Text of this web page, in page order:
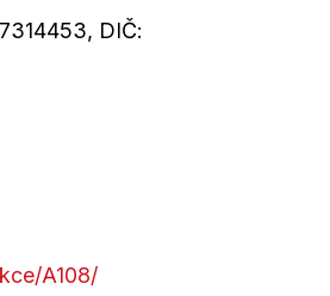
DIČ:
A108/